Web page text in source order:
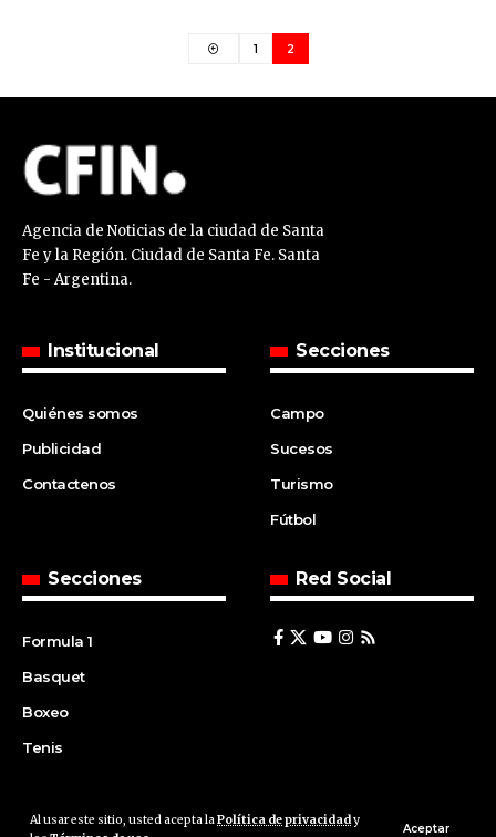
Al usar este sitio, usted acepta laPolítica de privacidady
Aceptar
1 2
Agencia de Noticias de la ciudad de Santa
Fe y la Región. Ciudad de Santa Fe. Santa
Fe - Argentina.
Institucional
Quiénes somos
Publicidad
Contactenos
Secciones
Campo
Sucesos
Turismo
Fútbol
Secciones
Formula 1
Basquet
Boxeo
Tenis
Red Social
© 2008 | Agencia Cfin.com.ar - Santa Fe - Argentina | All rights